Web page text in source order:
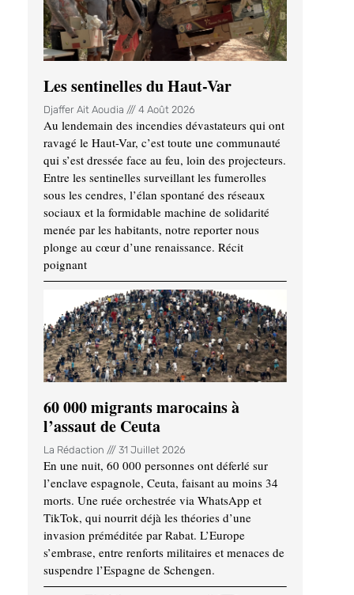
Les sentinelles du Haut-Var
Djaffer Ait Aoudia 4 Août 2026
Au lendemain des incendies dévastateurs qui ont
ravagé le Haut-Var, c’est toute une communauté
qui s’est dressée face au feu, loin des projecteurs.
Entre les sentinelles surveillant les fumerolles
sous les cendres, l’élan spontané des réseaux
sociaux et la formidable machine de solidarité
menée par les habitants, notre reporter nous
plonge au cœur d’une renaissance. Récit
poignant
60 000 migrants marocains à
l’assaut de Ceuta
La Rédaction 31 Juillet 2026
En une nuit, 60 000 personnes ont déferlé sur
l’enclave espagnole, Ceuta, faisant au moins 34
morts. Une ruée orchestrée via WhatsApp et
TikTok, qui nourrit déjà les théories d’une
invasion préméditée par Rabat. L’Europe
s’embrase, entre renforts militaires et menaces de
suspendre l’Espagne de Schengen.